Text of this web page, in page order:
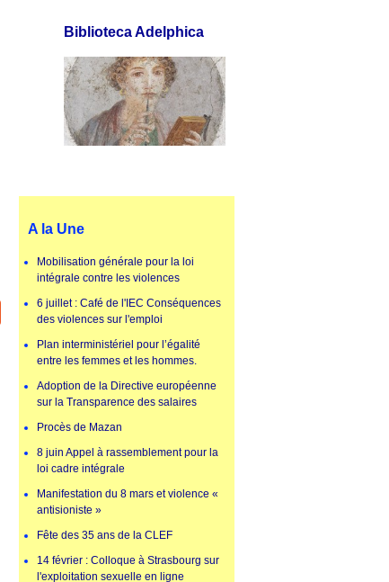
Biblioteca Adelphica
A la Une
Mobilisation générale pour la loi
intégrale contre les violences
6 juillet : Café de l'IEC Conséquences
des violences sur l'emploi
Plan interministériel pour l’égalité
entre les femmes et les hommes.
Adoption de la Directive européenne
sur la Transparence des salaires
Procès de Mazan
8 juin Appel à rassemblement pour la
loi cadre intégrale
Manifestation du 8 mars et violence «
antisioniste »
Fête des 35 ans de la CLEF
14 février : Colloque à Strasbourg sur
l'exploitation sexuelle en ligne